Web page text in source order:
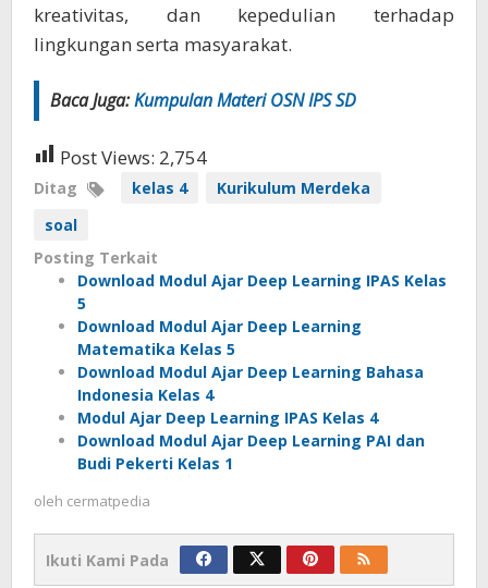
kreativitas, dan kepedulian terhadap
lingkungan serta masyarakat.
Baca Juga:Kumpulan Materi OSN IPS SD
Post Views: 2,754
Ditag kelas 4
Kurikulum Merdeka
soal
Posting Terkait
Download Modul Ajar Deep Learning IPAS Kelas
5
Download Modul Ajar Deep Learning
Matematika Kelas 5
Download Modul Ajar Deep Learning Bahasa
Indonesia Kelas 4
Modul Ajar Deep Learning IPAS Kelas 4
Download Modul Ajar Deep Learning PAI dan
Budi Pekerti Kelas 1
oleh cermatpedia
Ikuti Kami Pada